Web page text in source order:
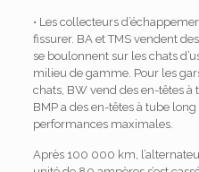
• Les collecteurs
fissurer. BA et TMS vendent
se boulonnent sur les chats
milieu de gamme. Pour les
chats, BW vend des en-têtes
BMP a des en-têtes à tube
performances maximales.
Après 100 000 km,